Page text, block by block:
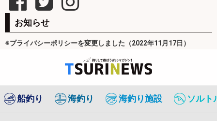
お知らせ
※プライバシーポリシーを変更しました（2022年11月17日）
船釣り 海釣り 海釣り施設 ソルト